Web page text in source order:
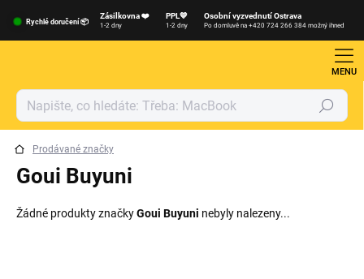
Rychlé doručení 📦
Zásilkovna ❤️ PPL💙 Osobní vyzvednutí Ostrava
1-2 dny 1-2 dny Po domluvě na +420 724 266 384 možný ihned
Hledat
Prodávané značky
Goui Buyuni
Žádné produkty značkyGoui Buyuni nebyly nalezeny...